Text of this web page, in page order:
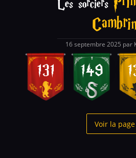
Les sorciers
16 septembre 2025 par
131 149
Voir la page